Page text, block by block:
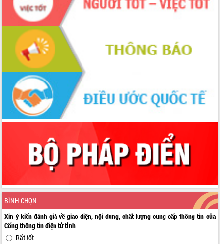
BÌNH CHỌN
Xin ý kiến đánh giá về giao diện, nội dung, chất lượng cung cấp thông tin của
Cổng thông tin điện tử tỉnh
Rất tốt